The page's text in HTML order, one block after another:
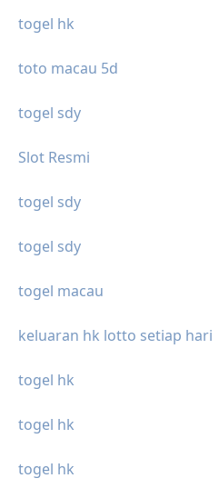
togel hk
toto macau 5d
togel sdy
Slot Resmi
togel sdy
togel sdy
togel macau
keluaran hk lotto setiap hari
togel hk
togel hk
togel hk